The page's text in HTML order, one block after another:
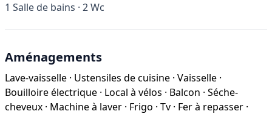
1 Salle de bains · 2Wc
Aménagements
Lave-vaisselle · Ustensiles de cuisine · Vaisselle ·
Bouilloire électrique · Local à vélos · Balcon · Séche-
cheveux · Machine à laver · Frigo · Tv · Fer à repasser ·